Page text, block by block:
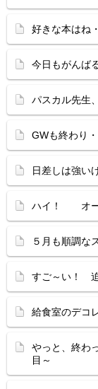
好きな本は
今日もがんば
パスカル先生
GWも終わり
日差しは強
ハイ！ オー
５月も順調な
すご～い！
給食室のデコ
やっと、終
目～